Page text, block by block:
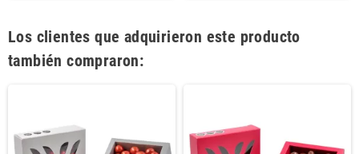
Los clientes que adquirieron este producto
también compraron: